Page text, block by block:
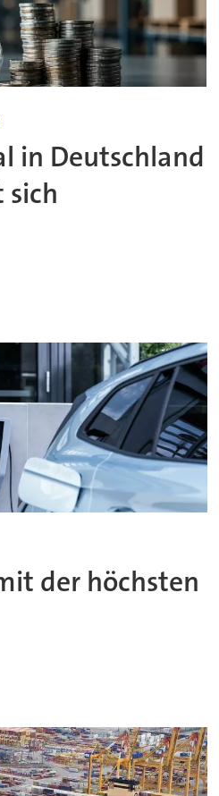
in Deutschland
sich
der höchsten